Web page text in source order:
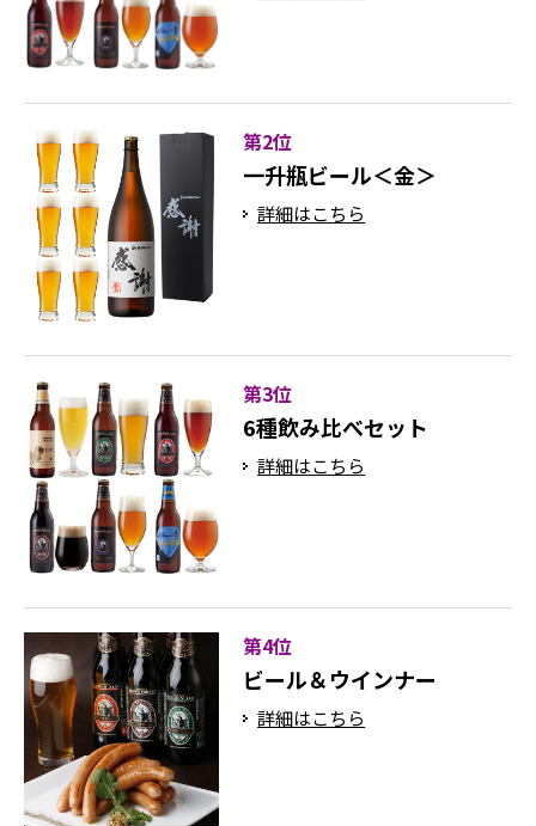
第2位
一升瓶ビール＜金＞
詳細はこちら
第3位
6種飲み比べセット
詳細はこちら
第4位
ビール＆ウインナー
詳細はこちら